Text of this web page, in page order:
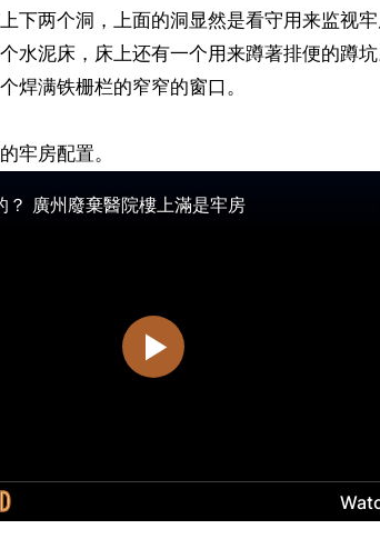
下两个洞，上面的洞显然是看守用来监视
水泥床，床上还有一个用来蹲著排便的蹲
焊满铁栅栏的窄窄的窗口。